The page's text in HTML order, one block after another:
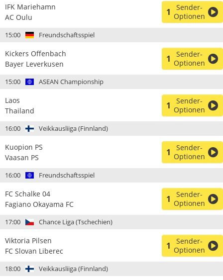
IFK Mariehamn
AC Oulu
1
Sender-
Optionen
15:00 Freundschaftsspiel
Kickers Offenbach
Bayer Leverkusen
1
Sender-
Optionen
15:00 ASEAN Championship
Laos
Thailand
1
Sender-
Optionen
16:00 Veikkausliiga (Finnland)
Kuopion PS
Vaasan PS
1
Sender-
Optionen
16:00 Freundschaftsspiel
FC Schalke 04
Fagiano Okayama FC
1
Sender-
Optionen
17:00 Chance Liga (Tschechien)
Viktoria Pilsen
FC Slovan Liberec
1
Sender-
Optionen
18:00 Veikkausliiga (Finnland)